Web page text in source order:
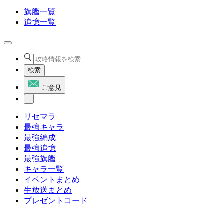
旗艦一覧
追憶一覧
検索
ご意見
リセマラ
最強キャラ
最強編成
最強追憶
最強旗艦
キャラ一覧
イベントまとめ
生放送まとめ
プレゼントコード